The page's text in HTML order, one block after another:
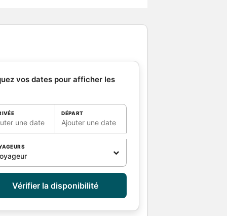
vos dates pour afficher les
une date
DÉPART
Ajouter une date
Vérifier la disponibilité